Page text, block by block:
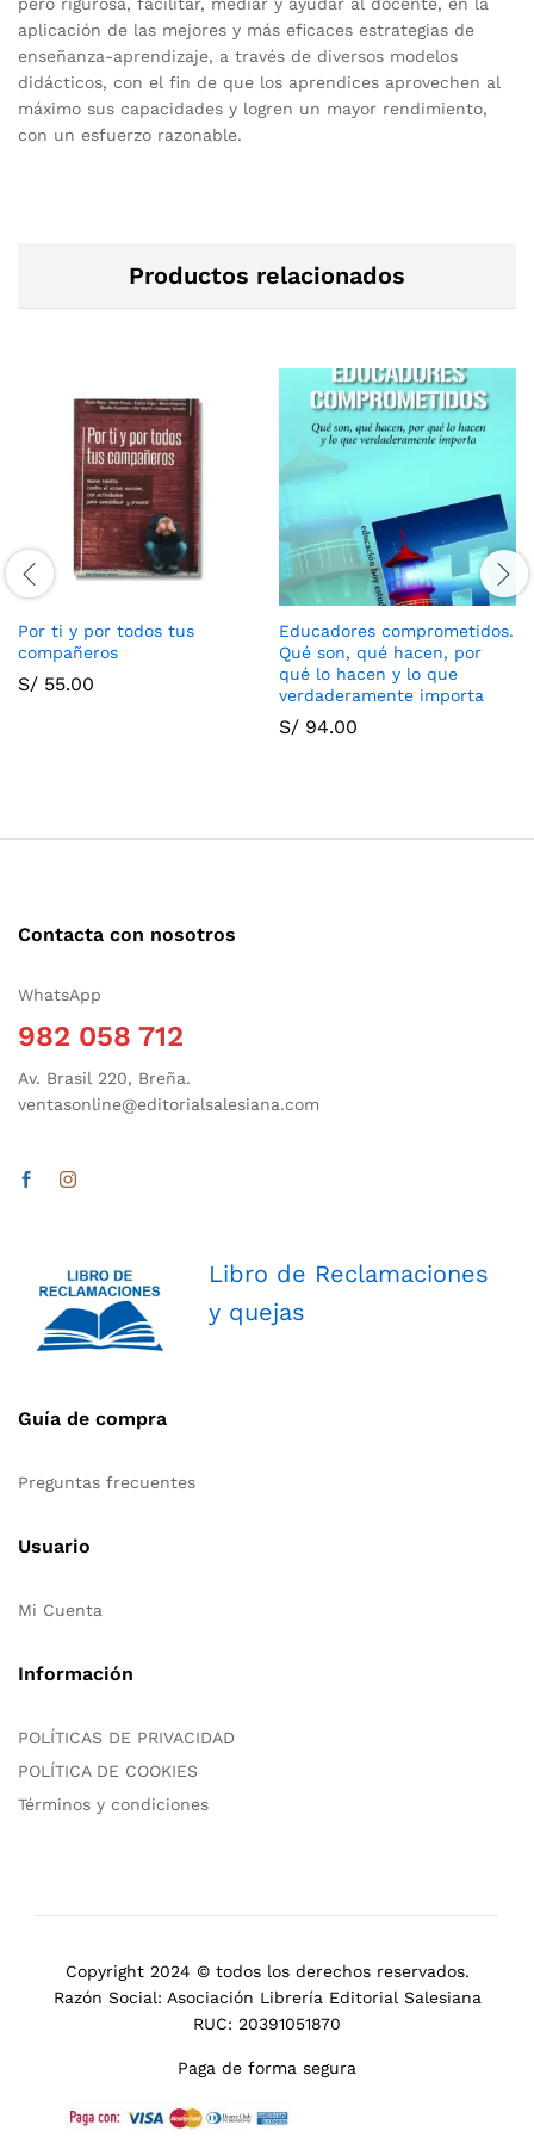
aplicación de las mejores y más eficaces estrategias de
enseñanza-aprendizaje, a través de diversos modelos
didácticos, con el fin de que los aprendices aprovechen al
máximo sus capacidades y logren un mayor rendimiento,
con un esfuerzo razonable.
Productos relacionados
Por ti y por todos tus
compañeros
S/ 55.00
Educadores comprometidos.
Qué son, qué hacen, por
qué lo hacen y lo que
verdaderamente importa
S/ 94.00
Contacta con nosotros
WhatsApp
982 058 712
Av. Brasil 220, Breña.
ventasonline@editorialsalesiana.com
Libro de Reclamaciones
y quejas
Guía de compra
Preguntas frecuentes
Usuario
Mi Cuenta
Información
POLÍTICAS DE PRIVACIDAD
POLÍTICA DE COOKIES
Términos y condiciones
Copyright 2024 © todos los derechos reservados.
Razón Social: Asociación Librería Editorial Salesiana
RUC: 20391051870
Paga de forma segura